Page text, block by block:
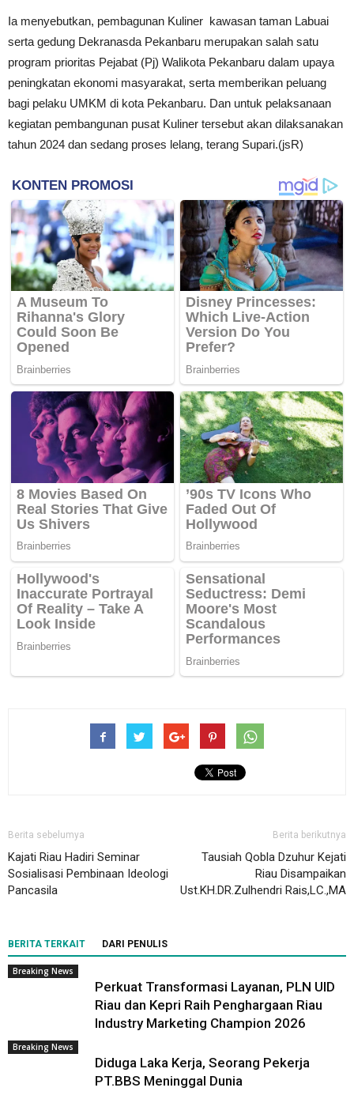
Ia menyebutkan, pembagunan Kuliner kawasan taman Labuai
serta gedung Dekranasda Pekanbaru merupakan salah satu
program prioritas Pejabat (Pj) Walikota Pekanbaru dalam upaya
peningkatan ekonomi masyarakat, serta memberikan peluang
bagi pelaku UMKM di kota Pekanbaru. Dan untuk pelaksanaan
kegiatan pembangunan pusat Kuliner tersebut akan dilaksanakan
tahun 2024 dan sedang proses lelang, terang Supari.(jsR)
Berita sebelumya
Kajati Riau Hadiri Seminar
Sosialisasi Pembinaan Ideologi
Pancasila
Berita berikutnya
Tausiah Qobla Dzuhur Kejati
Riau Disampaikan
Ust.KH.DR.Zulhendri Rais,LC.,MA
BERITA TERKAIT DARI PENULIS
Breaking News
Perkuat Transformasi Layanan, PLN UID
Riau dan Kepri Raih Penghargaan Riau
Industry Marketing Champion 2026
Breaking News
Diduga Laka Kerja, Seorang Pekerja
PT.BBS Meninggal Dunia